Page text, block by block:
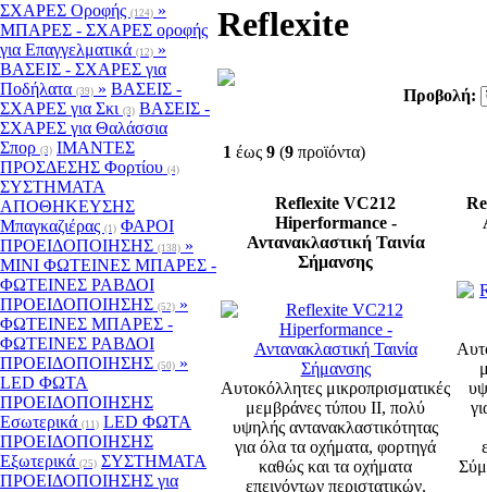
ΣΧΑΡΕΣ Οροφής (124) »
ΜΠΑΡΕΣ - ΣΧΑΡΕΣ oροφής
για Επαγγελματικά (12) »
ΒΑΣΕΙΣ - ΣΧΑΡΕΣ για
Ποδήλατα (39) » ΒΑΣΕΙΣ -
ΣΧΑΡΕΣ για Σκι (3) ΒΑΣΕΙΣ -
ΣΧΑΡΕΣ για Θαλάσσια
Σπορ (3) ΙΜΑΝΤΕΣ
ΠΡΟΣΔΕΣΗΣ Φορτίου (4)
ΣΥΣΤΗΜΑΤΑ
ΑΠΟΘΗΚΕΥΣΗΣ
Μπαγκαζιέρας (1) ΦΑΡΟΙ
ΠΡΟΕΙΔΟΠΟΙΗΣΗΣ (138) »
MINI ΦΩΤΕΙΝΕΣ ΜΠΑΡΕΣ -
ΦΩΤΕΙΝΕΣ ΡΑΒΔΟΙ
ΠΡΟΕΙΔΟΠΟΙΗΣΗΣ (52) »
ΦΩΤΕΙΝΕΣ ΜΠΑΡΕΣ -
ΦΩΤΕΙΝΕΣ ΡΑΒΔΟΙ
ΠΡΟΕΙΔΟΠΟΙΗΣΗΣ (50) »
LED ΦΩΤΑ
ΠΡΟΕΙΔΟΠΟΙΗΣΗΣ
Εσωτερικά (11) LED ΦΩΤΑ
ΠΡΟΕΙΔΟΠΟΙΗΣΗΣ
Εξωτερικά (25) ΣΥΣΤΗΜΑΤΑ
ΠΡΟΕΙΔΟΠΟΙΗΣΗΣ για
Reflexite
Προβολή:
1 έως 9 (9 προϊόντα)
Reflexite VC212
Hiperformance -
Αντανακλαστική Ταινία
Σήμανσης
Αυτοκόλλητες μικροπρισματικές
μεμβράνες τύπου ΙΙ, πολύ
υψηλής αντανακλαστικότητας
για όλα τα οχήματα, φορτηγά
καθώς και τα οχήματα
επειγόντων περιστατικών.